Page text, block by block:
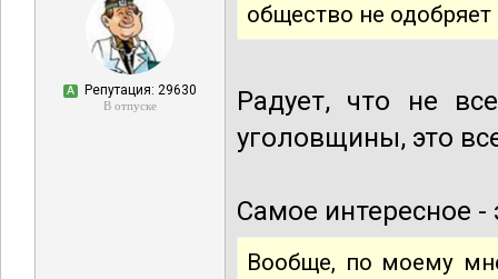
А Репутация: 29630
В отпуске
общество не
Радует, что не
уголовщины, это
Самое интересное
Вообще, по моему